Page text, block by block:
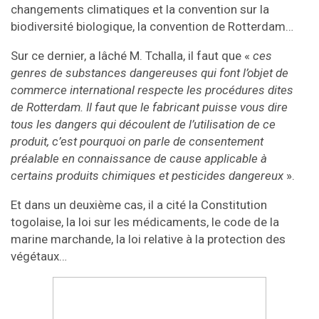
changements climatiques et la convention sur la
biodiversité biologique, la convention de Rotterdam…
Sur ce dernier, a lâché M. Tchalla, il faut que « ces
genres de substances dangereuses qui font l’objet de
commerce international respecte les procédures dites
de Rotterdam. Il faut que le fabricant puisse vous dire
tous les dangers qui découlent de l’utilisation de ce
produit, c’est pourquoi on parle de consentement
préalable en connaissance de cause applicable à
certains produits chimiques et pesticides dangereux ».
Et dans un deuxième cas, il a cité la Constitution
togolaise, la loi sur les médicaments, le code de la
marine marchande, la loi relative à la protection des
végétaux…